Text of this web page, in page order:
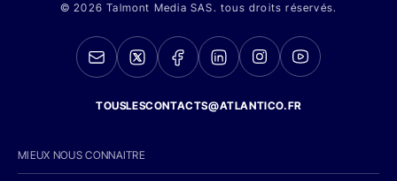
© 2026 Talmont Media SAS. tous droits réservés.
TOUSLESCONTACTS@ATLANTICO.FR
MIEUX NOUS CONNAITRE